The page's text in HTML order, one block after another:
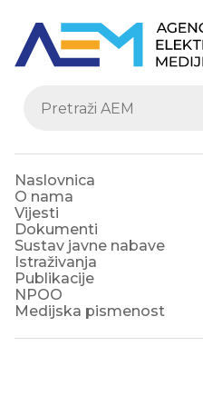
Naslovnica
O nama
Vijesti
Dokumenti
Sustav javne nabave
Istraživanja
Publikacije
NPOO
Medijska pismenost